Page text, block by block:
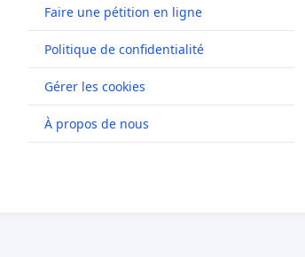
Faire une pétition en ligne
Politique de confidentialité
Gérer les cookies
À propos de nous